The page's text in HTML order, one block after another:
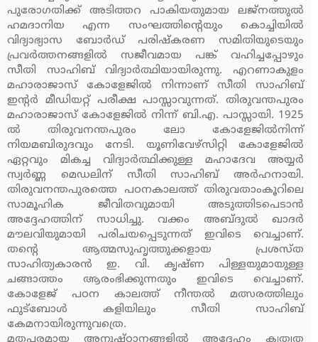
പുരോഗതിക്ക് അടിത്തറ പാകിയതുമായ ലജ്‌നത്തുല്‍
ഹമദാനിയ എന്ന സംഘത്തിന്റെയും കൊച്ചിയില്‍
വിദ്യാഭ്യാസ ബോര്‍ഡ് പരിഷ്‌കരണ സമിതിയുടെയും
പ്രവര്‍ത്തനങ്ങളില്‍ സജീവമായ പങ്ക് വഹിച്ചപ്പോഴും
സീതി സാഹിബ് വിദ്യാര്‍ത്ഥിയായിരുന്നു. എറണാകുളം
മഹാരാജാസ് കോളേജില്‍ നിന്നാണ് സീതി സാഹിബ്
ഇന്റര്‍ മീഡിയറ്റ് പരീക്ഷ പാസ്സാവുന്നത്. തിരുവന്തപുരം
മഹാരാജാസ് കോളേജില്‍ നിന്ന് ബി.എ. പാസ്സായി. 1925
ല്‍ തിരുവനന്തപുരം ലോ കോളേജില്‍നിന്ന്
നിയമബിരുദവും നേടി. യൂണിവേഴ്‌സിറ്റി കോളേജില്‍
ഏറ്റവും മികച്ച വിദ്യാര്‍ത്ഥിക്കുള്ള മഹാദേവ അയ്യര്‍
സ്വര്‍ണ്ണ മെഡലിന് സീതി സാഹിബ് അര്‍ഹനായി.
തിരുവനന്തപുരത്തെ പഠനകാലത്ത് തിരുവതാംകൂറിലെ
സാമൂഹിക ജീവിതവുമായി അടുത്തിടപെടാന്‍
അദ്ദേഹത്തിന് സാധിച്ചു. വക്കം അബ്ദുല്‍ ഖാദര്‍
മൗലവിയുമായി പരിചയപ്പെടുന്നത് ഇവിടെ വെച്ചാണ്.
തന്റെ ആത്മസുഹൃത്തുക്കളായ പ്രശസ്ത
സാഹിത്യകാരന്‍ ഇ. വി. കൃഷ്ണ പിള്ളയുമായുള്ള
ചങ്ങാത്തം ആരംഭിക്കുന്നതും ഇവിടെ വെച്ചാണ്.
കോളേജ് പഠന കാലത്ത് നീന്തല്‍ മത്സരത്തിലും
ഫുട്‌ബോള്‍ കളിയിലും സീതി സാഹിബ്
കേമനായിരുന്നുവത്രെ.